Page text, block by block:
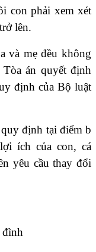
con phải xem xét
lên.
và mẹ đều không
án quyết định
định của Bộ luật
định tại điểm b
ích của con, cá
yêu cầu thay đổi
đình